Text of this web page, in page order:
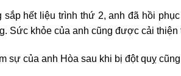
sắp hết liệu trình thứ 2, anh đã hồi
Sức khỏe của anh cũng được cải thiện
sự của anh Hòa sau khi bị đột quỵ